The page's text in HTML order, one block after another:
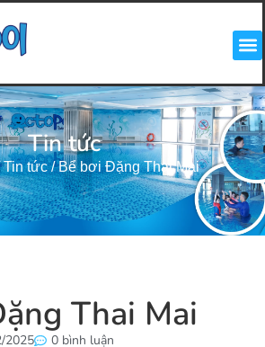
Tin tức
Tin tức/Bể bơi Đặng Thai Mai
Thai Mai
2025 0 bình luận